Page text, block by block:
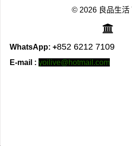
© 2026 良品生活
WhatsApp: +852 6212 7109
E-mail : yoilive@hotmail.com